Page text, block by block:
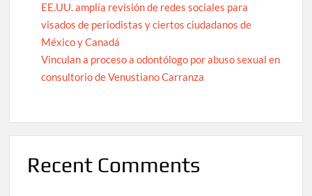
EE.UU. amplía revisión de redes sociales para
visados de periodistas y ciertos ciudadanos de
México y Canadá
Vinculan a proceso a odontólogo por abuso sexual en
consultorio de Venustiano Carranza
Recent Comments